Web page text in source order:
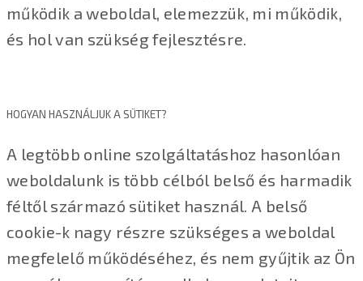
működik a weboldal, elemezzük, mi működik,
és hol van szükség fejlesztésre.
HOGYAN HASZNÁLJUK A SÜTIKET?
A legtöbb online szolgáltatáshoz hasonlóan
weboldalunk is több célból belső és harmadik
féltől származó sütiket használ. A belső
cookie-k nagy részre szükséges a weboldal
megfelelő működéséhez, és nem gyűjtik az Ön